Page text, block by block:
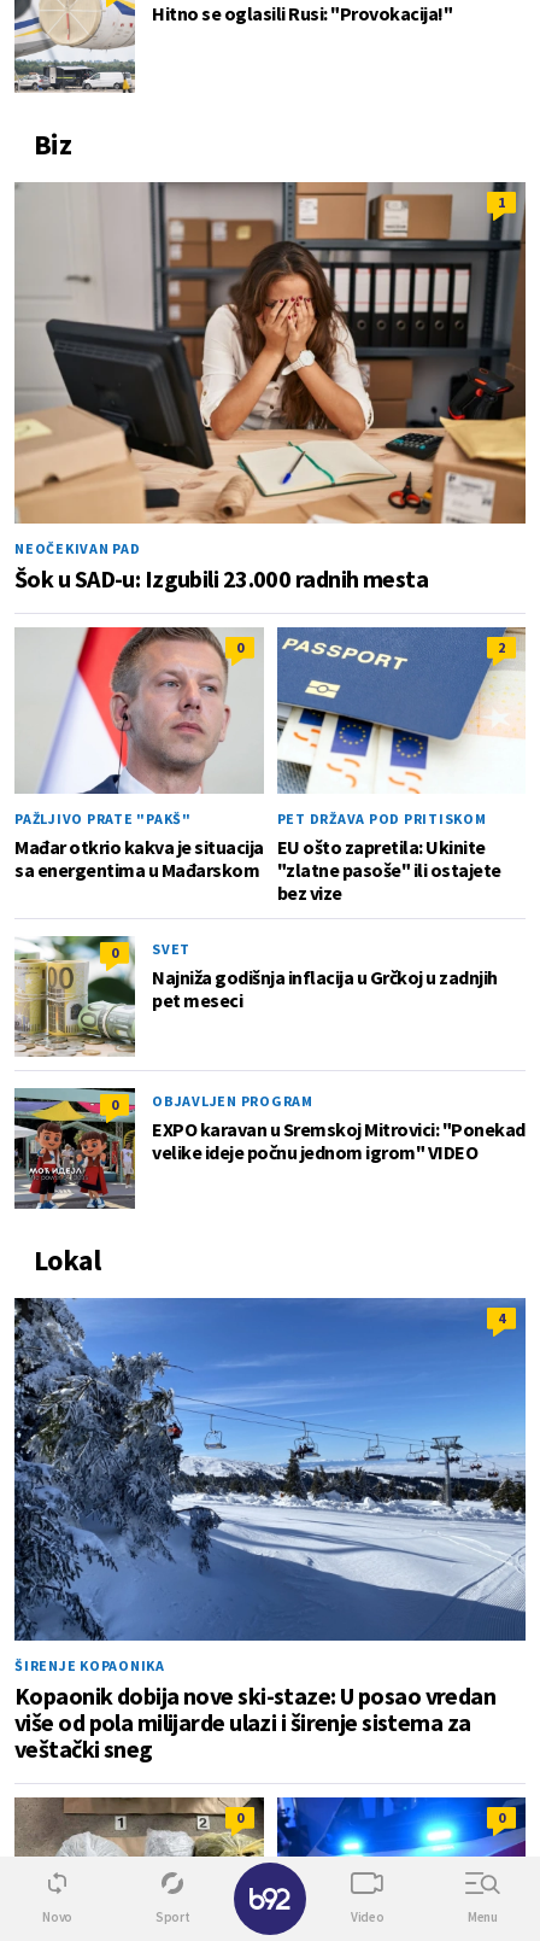
Hitno se oglasili Rusi: "Provokacija!"
Biz
1
NEOČEKIVAN PAD
Šok u SAD-u: Izgubili 23.000 radnih mesta
0
PAŽLJIVO PRATE "PAKŠ"
Mađar otkrio kakva je situacija
sa energentima u Mađarskom
2
PET DRŽAVA POD PRITISKOM
EU ošto zapretila: Ukinite
"zlatne pasoše" ili ostajete
bez vize
0 SVET
Najniža godišnja inflacija u Grčkoj u zadnjih
pet meseci
0 OBJAVLJEN PROGRAM
EXPO karavan u Sremskoj Mitrovici: "Ponekad
velike ideje počnu jednom igrom" VIDEO
Lokal
4
ŠIRENJE KOPAONIKA
Kopaonik dobija nove ski-staze: U posao vredan
više od pola milijarde ulazi i širenje sistema za
veštački sneg
0 0
Novo Sport Video Menu
✕